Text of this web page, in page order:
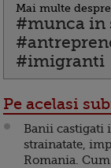
Mai multe
#munca in
#imigranti
Pe acelasi
Banii castigati
strainatate,
Romania.